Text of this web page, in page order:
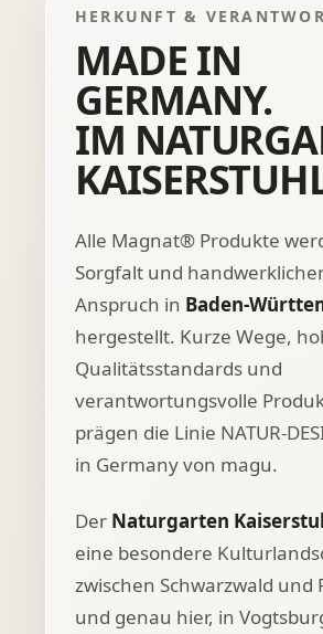
HERKUNFT &
MADE IN
GERMANY.
IM
Alle Magnat® Produkte
Sorgfalt und
Anspruch in Baden-
hergestellt. Kurze Wege,
Qualitätsstandards und
verantwortungsvolle
prägen die Linie NATUR-
in Germany von magu.
Der Naturgarten
eine besondere
zwischen Schwarzwald und
und genau hier, in